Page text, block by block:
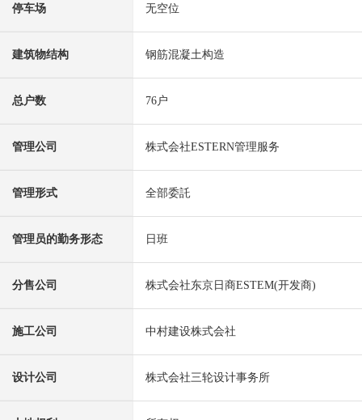
停车场 无空位
建筑物结构 钢筋混凝土构造
总户数 76户
管理公司 株式会社ESTERN管理服务
管理形式 全部委託
管理员的勤务形态 日班
分售公司 株式会社东京日商ESTEM(开发商)
施工公司 中村建设株式会社
设计公司 株式会社三轮设计事务所